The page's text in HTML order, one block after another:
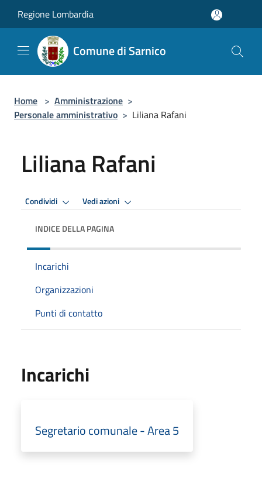
Regione Lombardia
Comune di Sarnico
Home > Amministrazione >
Personale amministrativo > Liliana Rafani
Liliana Rafani
Condividi Vedi azioni
INDICE DELLA PAGINA
Incarichi
Organizzazioni
Punti di contatto
Incarichi
Segretario comunale - Area 5